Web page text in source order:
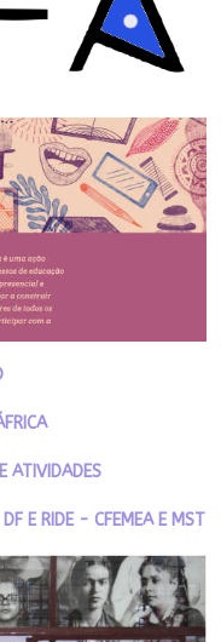
ATIVIDADES
E RIDE - CFEMEA E MST